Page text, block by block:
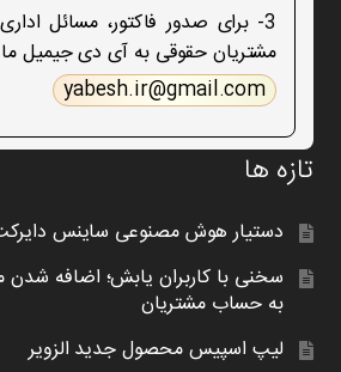
3- برای صدور فاکتور، مسائل
مشتریان حقوقی به آی دی جیمیل ما
yabesh.ir@gmail.com
تازه ها
دستیار هوش مصنوعی ساینس
سخنی با کاربران یابش؛ اضافه
به حساب مشتریان
لیپ اسپیس محصول جدید الزویر